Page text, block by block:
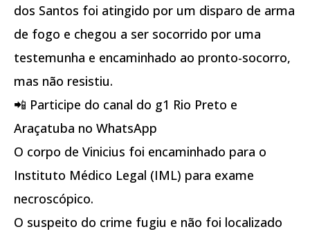
dos Santos foi atingido por um disparo de arma
de fogo e chegou a ser socorrido por uma
testemunha e encaminhado ao pronto-socorro,
mas não resistiu.
📲 Participe do canal do g1 Rio Preto e
Araçatuba no WhatsApp
O corpo de Vinicius foi encaminhado para o
Instituto Médico Legal (IML) para exame
necroscópico.
O suspeito do crime fugiu e não foi localizado